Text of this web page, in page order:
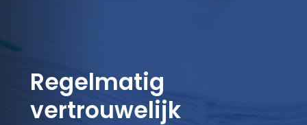
Regelmatig
vertrouwelijk